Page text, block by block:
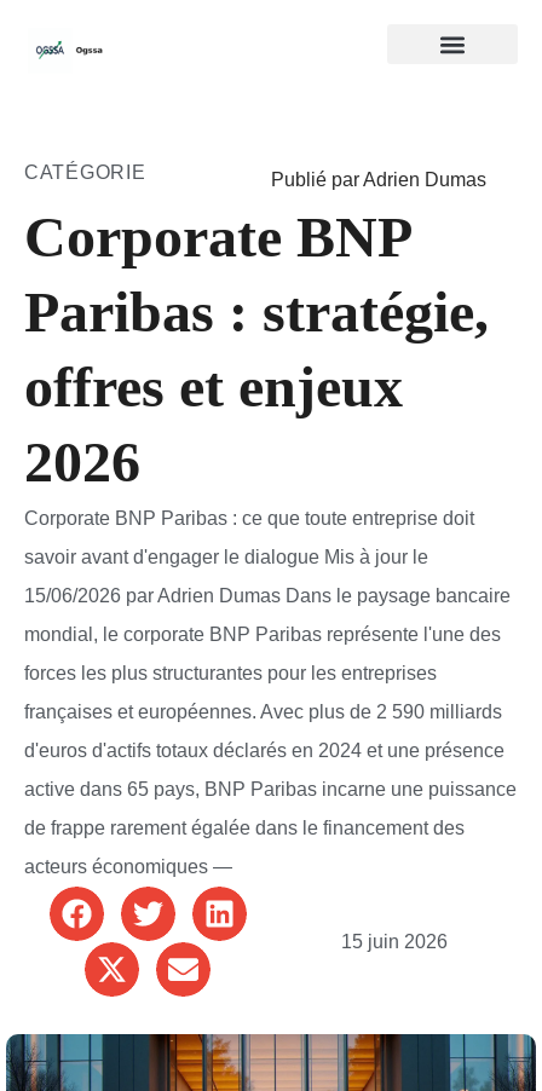
CATÉGORIE Publié par Adrien Dumas
Corporate BNP
Paribas : stratégie,
offres et enjeux
2026
Corporate BNP Paribas : ce que toute entreprise doit
savoir avant d'engager le dialogue Mis à jour le
15/06/2026 par Adrien Dumas Dans le paysage bancaire
mondial, le corporate BNP Paribas représente l'une des
forces les plus structurantes pour les entreprises
françaises et européennes. Avec plus de 2 590 milliards
d'euros d'actifs totaux déclarés en 2024 et une présence
active dans 65 pays, BNP Paribas incarne une puissance
de frappe rarement égalée dans le financement des
acteurs économiques —
15 juin 2026